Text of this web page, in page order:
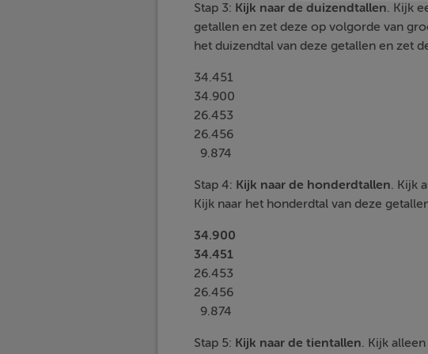
Stap 3: Kijk naar de duizendtallen. Kijk
getallen en zet deze op volgorde van
het duizendtal van deze getallen en zet
34.451
34.900
26.453
26.456
9.874
Stap 4: Kijk naar de honderdtallen. Kijk
Kijk naar het honderdtal van deze
34.900
34.451
26.453
26.456
9.874
Stap 5: Kijk naar de tientallen. Kijk